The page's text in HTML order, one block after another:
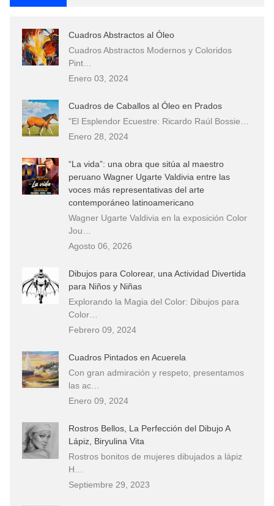
Cuadros Abstractos al Óleo
Cuadros Abstractos Modernos y Coloridos
Pint…
Enero 03, 2024
Cuadros de Caballos al Óleo en Prados
"El Esplendor Ecuestre: Ricardo Raúl Bossie…
Enero 28, 2024
“La vida”: una obra que sitúa al maestro
peruano Wagner Ugarte Valdivia entre las
voces más representativas del arte
contemporáneo latinoamericano
Wagner Ugarte Valdivia en la exposición Color
Jou…
Agosto 06, 2026
Dibujos para Colorear, una Actividad Divertida
para Niños y Niñas
Explorando la Magia del Color: Dibujos para
Color…
Febrero 09, 2024
Cuadros Pintados en Acuerela
Con gran admiración y respeto, presentamos
las ac…
Enero 09, 2024
Rostros Bellos, La Perfección del Dibujo A
Lápiz, Biryulina Vita
Rostros bonitos de mujeres dibujados a lápiz
H…
Septiembre 29, 2023